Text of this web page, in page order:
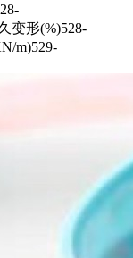
变形(%)528-
m)529-